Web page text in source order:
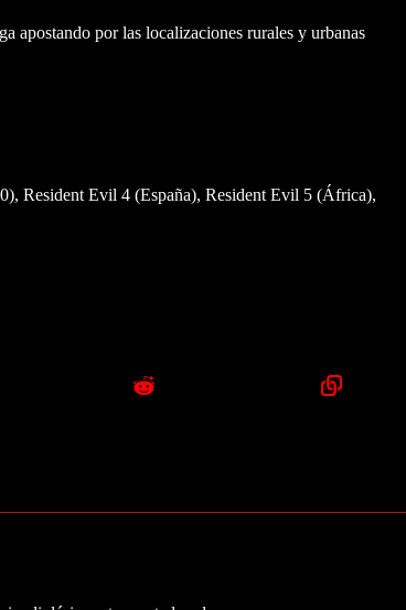
apostando por las localizaciones rurales y urbanas
Resident Evil 4 (España), Resident Evil 5 (África),